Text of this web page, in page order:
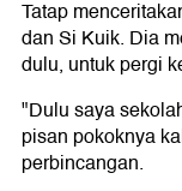
Tatap
dan Si Kuik. Dia
dulu, untuk pergi
"Dulu saya
pisan pokoknya
perbincangan.